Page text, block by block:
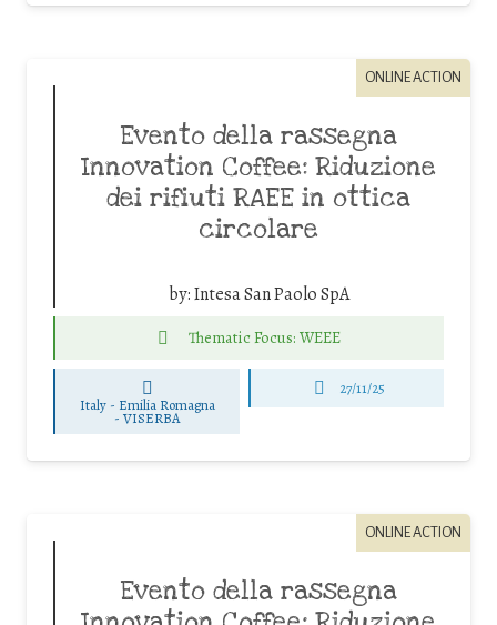
ONLINE ACTION
Evento della rassegna
Innovation Coffee: Riduzione
dei rifiuti RAEE in ottica
circolare
by:Intesa San Paolo SpA
Thematic Focus: WEEE
Italy - Emilia Romagna
-VISERBA
27/11/25
ONLINE ACTION
Evento della rassegna